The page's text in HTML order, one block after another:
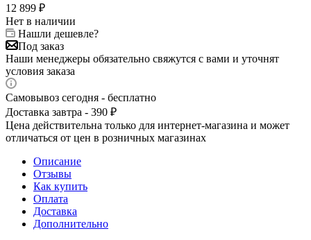
12 899 ₽
Нет в наличии
Нашли дешевле?
Под заказ
Наши менеджеры обязательно свяжутся с вами и уточнят
условия заказа
Самовывоз сегодня - бесплатно
Доставка завтра - 390 ₽
Цена действительна только для интернет-магазина и может
отличаться от цен в розничных магазинах
Описание
Отзывы
Как купить
Оплата
Доставка
Дополнительно